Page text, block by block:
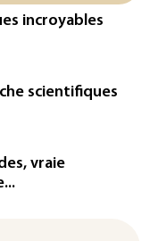
de la
de
d'affilée
après
pour
incroyables
scientifiques
vraie